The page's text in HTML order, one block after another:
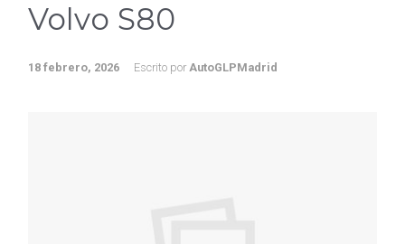
Volvo S80
18 febrero, 2026 Escrito por AutoGLPMadrid